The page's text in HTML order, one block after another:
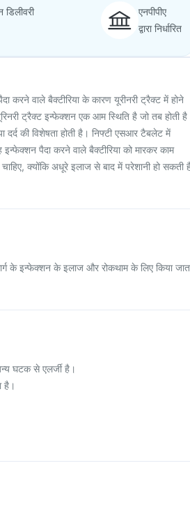
एनपीपीए
द्वारा निर्धारित
करने वाले बैक्टीरिया के कारण यूरीनरी ट्रैक्ट में होने
ट्रैक्ट इन्फेक्शन एक आम स्थिति है जो तब होती है
की विशेषता होती है। निफ्टी एसआर टैबलेट में
पैदा करने वाले बैक्टीरिया को मारकर काम
क्योंकि अधूरे इलाज से बाद में परेशानी हो सकती
के इन्फेक्शन के इलाज और रोकथाम के लिए किया
घटक से एलर्जी है।
है।